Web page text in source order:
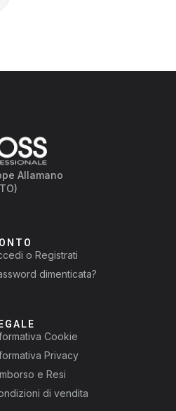
Allamano
o Registrati
dimenticata?
Cookie
Privacy
e Resi
di vendita